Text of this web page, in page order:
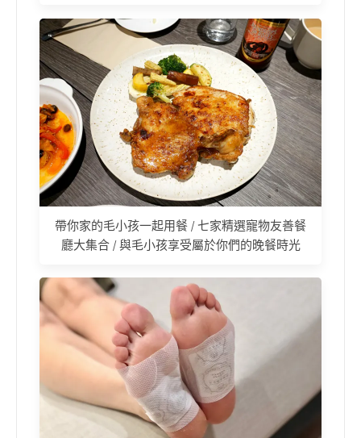
帶你家的毛小孩一起用餐 / 七家精選寵物友善餐
廳大集合 / 與毛小孩享受屬於你們的晚餐時光